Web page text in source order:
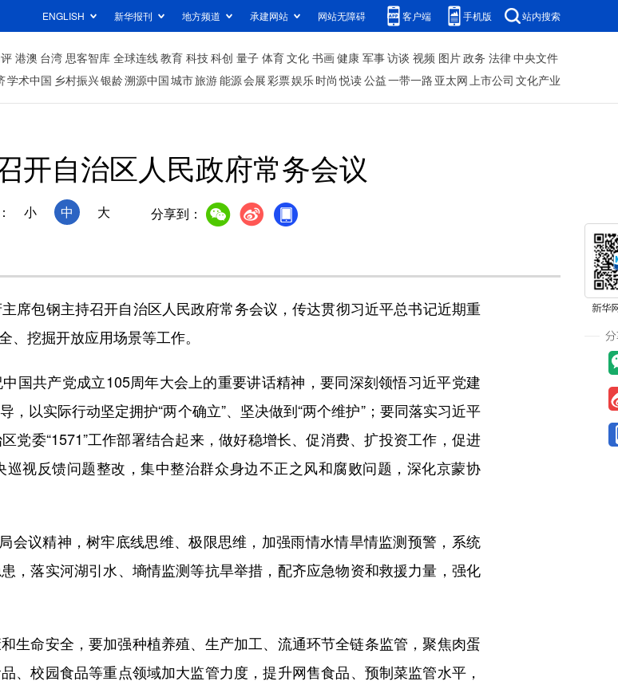
ENGLISH 新华报刊 地方频道 承建网站 网站无障碍 客户端 手机版 站内搜索
港澳 台湾 思客智库 全球连线教育 科技科创 量子 体育文化 书画健康 军事访谈 视频 图片政务 法律中央文件
学术中国 乡村振兴银龄溯源中国城市旅游能源会展彩票娱乐时尚 悦读公益一带一路 亚太网上市公司 文化产业
开自治区人民政府常务会议
小 中 大 分享到：
包钢主持召开自治区人民政府常务会议，传达贯彻习近平总书记近期重
挖掘开放应用场景等工作。
共产党成立105周年大会上的重要讲话精神，要同深刻领悟习近平党建
以实际行动坚定拥护“两个确立”、坚决做到“两个维护”；要同落实习近平
党委“1571”工作部署结合起来，做好稳增长、促消费、扩投资工作，促进
视反馈问题整改，集中整治群众身边不正之风和腐败问题，深化京蒙协
议精神，树牢底线思维、极限思维，加强雨情水情旱情监测预警，系统
，落实河湖引水、墒情监测等抗旱举措，配齐应急物资和救援力量，强化
命安全，要加强种植养殖、生产加工、流通环节全链条监管，聚焦肉蛋
、校园食品等重点领域加大监管力度，提升网售食品、预制菜监管水平，